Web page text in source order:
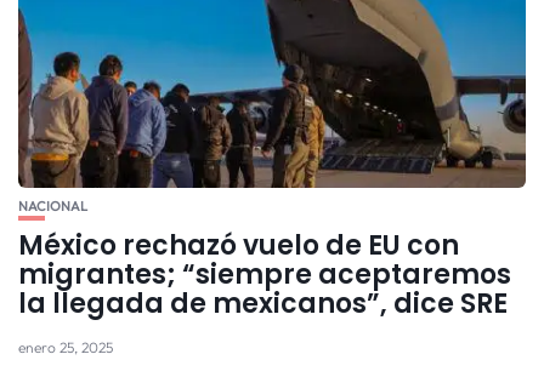
NACIONAL
México rechazó vuelo de EU con
migrantes; “siempre aceptaremos
la llegada de mexicanos”, dice SRE
enero 25, 2025